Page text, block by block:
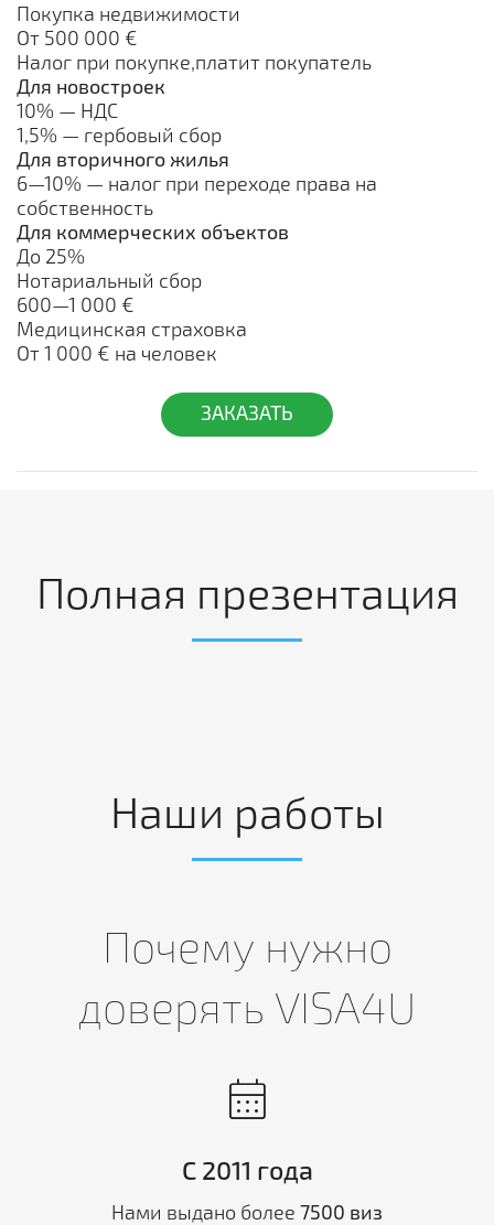
Покупка недвижимости
От 500 000 €
Налог при покупке,платит покупатель
Для новостроек
10% — НДС
1,5% — гербовый сбор
Для вторичного жилья
6—10% — налог при переходе права на
собственность
Для коммерческих объектов
До 25%
Нотариальный сбор
600—1 000 €
Медицинская страховка
От 1 000 € на человек
ЗАКАЗАТЬ
Полная презентация
Наши работы
Почему нужно
доверять VISA4U
calendar_month
С 2011 года
Нами выдано более 7500 виз